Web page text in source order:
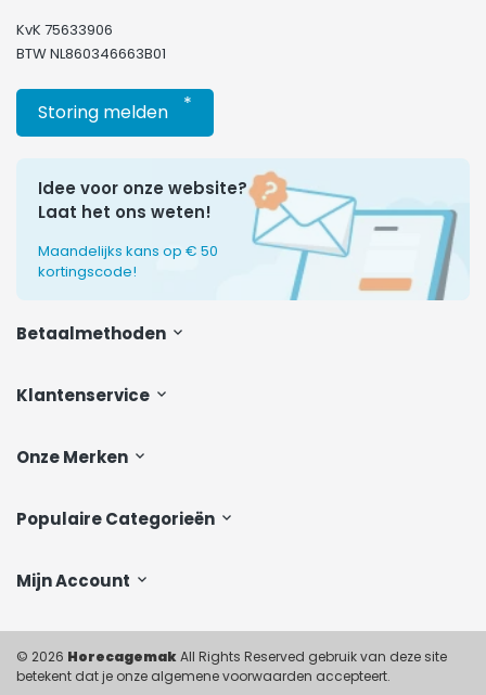
Klantenservice
Onze Merken
Populaire Categorieën
Mijn Account
KvK 75633906
BTW NL860346663B01
Storing melden *
Idee voor onze website?
Laat het ons weten!
Maandelijks kans op € 50
kortingscode!
Betaalmethoden
© 2026 HorecagemakAll Rights Reserved gebruik van deze site
betekent dat je onze algemene voorwaarden accepteert.